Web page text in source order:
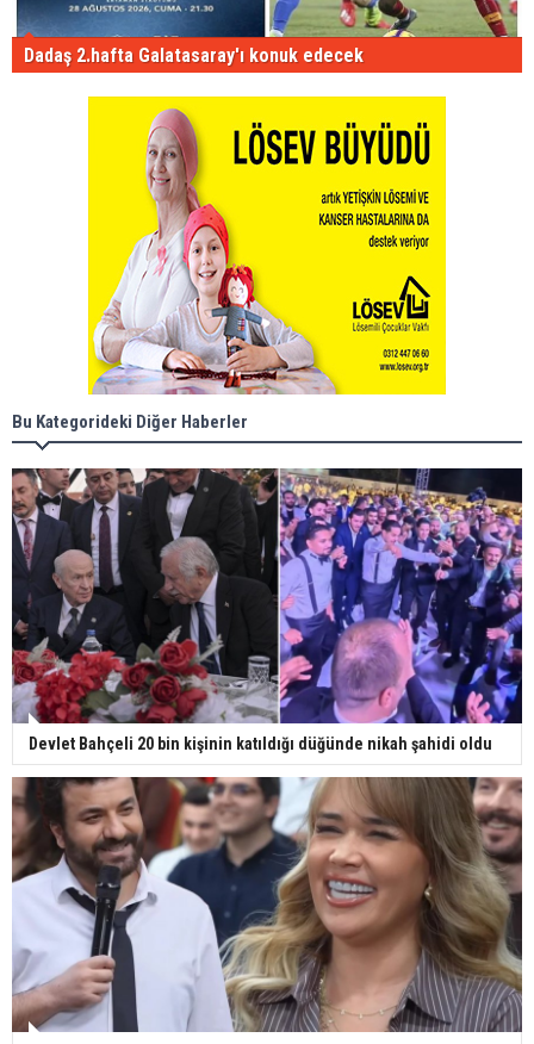
Dadaş 2.hafta Galatasaray'ı konuk edecek
Bu Kategorideki Diğer Haberler
Devlet Bahçeli 20 bin kişinin katıldığı düğünde nikah şahidi oldu